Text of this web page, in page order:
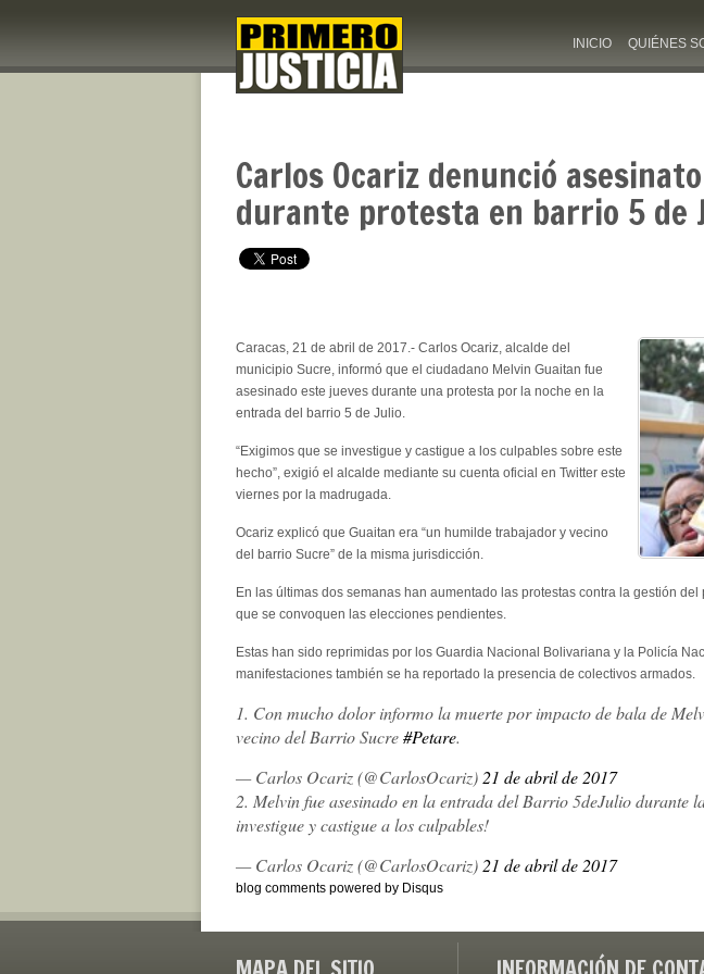
INICIO QUIÉNES
Carlos Ocariz denunció
durante protesta en barrio 5 de
Caracas, 21 de abril de 2017.- Carlos Ocariz, alcalde del
municipio Sucre, informó que el ciudadano Melvin Guaitan fue
asesinado este jueves durante una protesta por la noche en la
entrada del barrio 5 de Julio.
“Exigimos que se investigue y castigue a los culpables sobre este
hecho”, exigió el alcalde mediante su cuenta oficial en Twitter este
viernes por la madrugada.
Ocariz explicó que Guaitan era “un humilde trabajador y vecino
del barrio Sucre” de la misma jurisdicción.
En las últimas dos semanas han aumentado las protestas contra la gestión
que se convoquen las elecciones pendientes.
Estas han sido reprimidas por los Guardia Nacional Bolivariana y la Policía
manifestaciones también se ha reportado la presencia de colectivos armados.
1. Con mucho dolor informo la muerte por impacto de bala de
vecino del Barrio Sucre#Petare.
— Carlos Ocariz (@CarlosOcariz) 21 de abril de 2017
2. Melvin fue asesinado en la entrada del Barrio 5deJulio durante
investigue y castigue a los culpables!
— Carlos Ocariz (@CarlosOcariz) 21 de abril de 2017
blog comments powered by Disqus